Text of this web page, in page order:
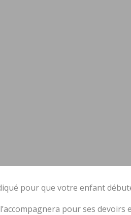
pour que votre enfant
pour ses devoirs